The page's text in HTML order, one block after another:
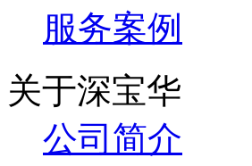
服务案例
关于深宝华
公司简介